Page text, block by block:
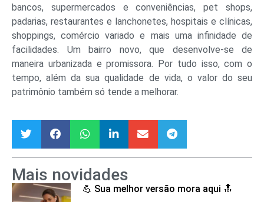
bancos, supermercados e conveniências, pet shops,
padarias, restaurantes e lanchonetes, hospitais e clínicas,
shoppings, comércio variado e mais uma infinidade de
facilidades. Um bairro novo, que desenvolve-se de
maneira urbanizada e promissora. Por tudo isso, com o
tempo, além da sua qualidade de vida, o valor do seu
patrimônio também só tende a melhorar.
Mais novidades
💪 Sua melhor versão mora aqui 🔝